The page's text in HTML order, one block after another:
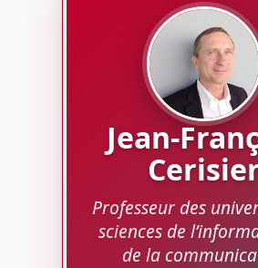
Jean-
Professeur des
sciences de
de la